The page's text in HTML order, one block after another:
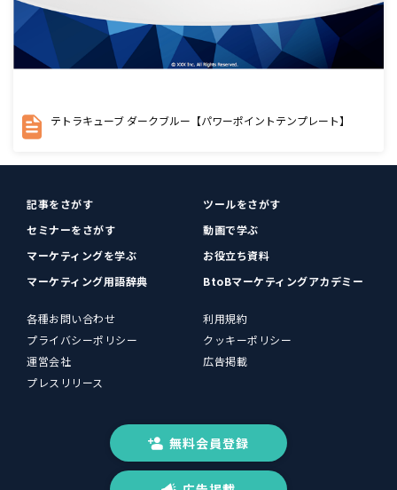
テトラキューブ ダークブルー【パワーポイントテンプレート】
記事をさがす
ツールをさがす
セミナーをさがす
動画で学ぶ
マーケティングを学ぶ
お役立ち資料
マーケティング用語辞典
BtoBマーケティングアカデミー
各種お問い合わせ
利用規約
プライバシーポリシー
クッキーポリシー
運営会社
広告掲載
プレスリリース
無料会員登録